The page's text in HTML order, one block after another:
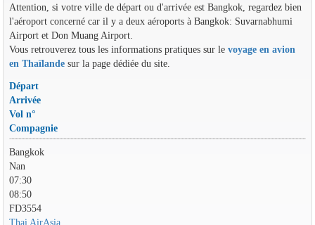
Attention, si votre ville de départ ou d'arrivée est Bangkok, regardez bien
l'aéroport concerné car il y a deux aéroports à Bangkok: Suvarnabhumi
Airport et Don Muang Airport.
Vous retrouverez tous les informations pratiques sur le voyage en avion
en Thaïlandesur la page dédiée du site.
Départ
Arrivée
Vol n°
Compagnie
Bangkok
Nan
07:30
08:50
FD3554
Thai AirAsia